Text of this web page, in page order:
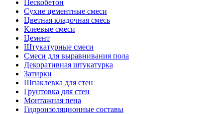
Пескобетон
Сухие цементные смеси
Цветная кладочная смесь
Клеевые смеси
Цемент
Штукатурные смеси
Смеси для выравнивания пола
Декоративная штукатурка
Затирки
Шпаклевка для стен
Грунтовка для стен
Монтажная пена
Гидроизоляционные составы